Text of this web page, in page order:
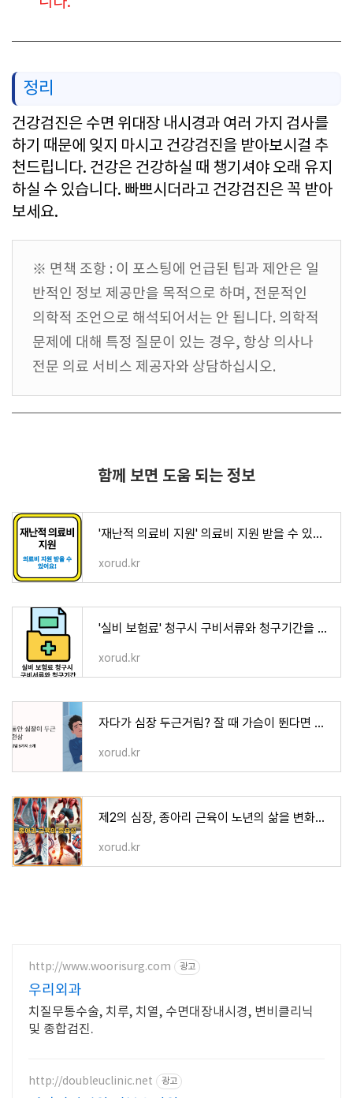
정리
건강검진은 수면 위대장 내시경과 여러 가지 검사를
하기 때문에 잊지 마시고 건강검진을 받아보시걸 추
천드립니다. 건강은 건강하실 때 챙기셔야 오래 유지
하실 수 있습니다. 빠쁘시더라고 건강검진은 꼭 받아
보세요.
※ 면책 조항 : 이 포스팅에 언급된 팁과 제안은 일
반적인 정보 제공만을 목적으로 하며, 전문적인
의학적 조언으로 해석되어서는 안 됩니다. 의학적
문제에 대해 특정 질문이 있는 경우, 항상 의사나
전문 의료 서비스 제공자와 상담하십시오.
함께 보면 도움 되는 정보
'재난적 의료비 지원' 의료비 지원 받을 수 있어요!
xorud.kr
'실비 보험료' 청구시 구비서류와 청구기간을 알아볼께요!
xorud.kr
자다가 심장 두근거림? 잘 때 가슴이 뛴다면 확인해야 할 5가지!
xorud.kr
제2의 심장, 종아리 근육이 노년의 삶을 변화시킨다!
xorud.kr
http://www.woorisurg.com 광고
우리외과
치질무통수술, 치루, 치열, 수면대장내시경, 변비클리닉
및 종합검진.
http://doubleuclinic.net 광고